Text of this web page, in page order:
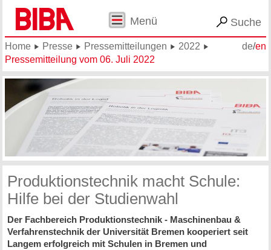
Menü Suche
de/en
Home Presse Pressemitteilungen
2022
Pressemitteilung vom 06. Juli 2022
Produktionstechnik macht Schule:
Hilfe bei der Studienwahl
Der Fachbereich Produktionstechnik - Maschinenbau &
Verfahrenstechnik der Universität Bremen kooperiert seit
Langem erfolgreich mit Schulen in Bremen und